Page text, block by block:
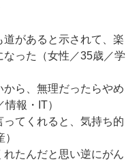
道があると示されて、楽
った（女性／35歳／学
から、無理だったらやめ
報・IT）
ってくれると、気持ち的
れたんだと思い逆にがん